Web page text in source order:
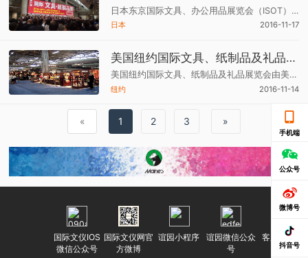
日本东京国际文具、办公用品展览会（ISOT）将于2017年07月05日至7日在日本东京国际展览中心举行，该展会是亚洲最大的文具及办公用品贸易展览会及世界六大最重要的文具展会之一。
日本 2016-11-17
美国纽约国际文具、纸制品及礼品展览会于5月15日举办
美国纽约国际文具、纸制品及礼品展览会由美国GLM展览公司（George Little Management,LLC）1947年创办，是目前美国本土唯一一个专业文具展会。
纽约 2016-11-14
« 1 2 3 »
手机端
公众号
微博号
抖音号
国际文仪IOS
微信公众号
国际文仪网官
方微博
谊园小程序
谊园微信公众
号
客服微信号